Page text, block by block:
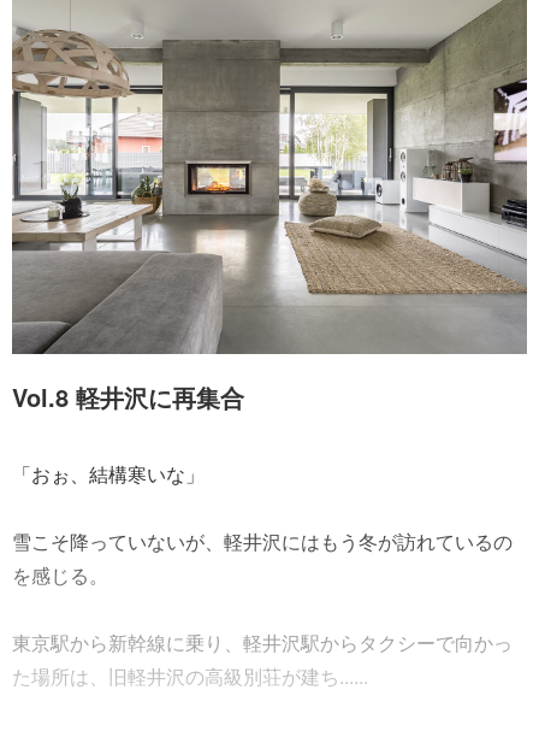
Vol.8 軽井沢に再集合
「おぉ、結構寒いな」
雪こそ降っていないが、軽井沢にはもう冬が訪れているの
を感じる。
東京駅から新幹線に乗り、軽井沢駅からタクシーで向かっ
た場所は、旧軽井沢の高級別荘が建ち......